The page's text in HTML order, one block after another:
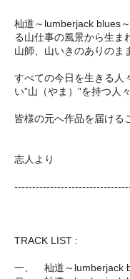
杣道～lumberjack blues
る山仕事の風景から生ま
山師、山いきのありのま
すべての今日を生きる人
い”山（やま）”を持つ人
皆様の元へ作品を届ける
志人より
TRACK LIST :
一、 杣道～